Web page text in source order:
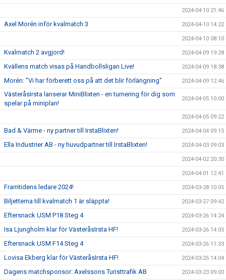
2024-04-10 21:46
Axel Morén inför kvalmatch 3 2024-04-10 14:22
2024-04-10 08:10
Kvalmatch 2 avgjord! 2024-04-09 19:28
Kvällens match visas på Handbollsligan Live! 2024-04-09 18:38
Morén: "Vi har förberett oss på att det blir förlängning" 2024-04-09 12:46
VästeråsIrsta lanserar MiniBlixten - en turnering för dig som
spelar på miniplan!
2024-04-05 10:00
2024-04-05 09:22
Bad & Värme - ny partner till IrstaBlixten! 2024-04-04 09:15
Ella Industrier AB - ny huvudpartner till IrstaBlixten! 2024-04-03 09:03
2024-04-02 20:30
2024-04-01 12:41
Framtidens ledare 2024! 2024-03-28 10:05
Biljetterna till kvalmatch 1 är släppta! 2024-03-27 09:42
Eftersnack USM P18 Steg 4 2024-03-26 14:24
Isa Ljungholm klar för VästeråsIrsta HF! 2024-03-26 14:05
Eftersnack USM F14 Steg 4 2024-03-26 11:33
Lovisa Ekberg klar för VästeråsIrsta HF! 2024-03-25 14:04
Dagens matchsponsor: Axelssons Turisttrafik AB 2024-03-23 09:00